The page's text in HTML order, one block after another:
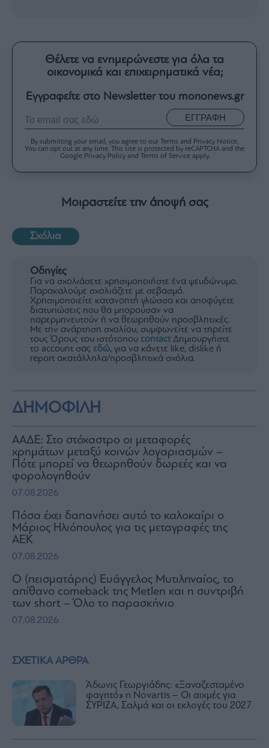
ΣΧΕΤΙΚΑ ΑΡΘΡΑ
Άδωνις Γεωργιάδης: «Ξαναζεσταμένο
φαγητό» η Novartis – Οι αιχμές για
ΣΥΡΙΖΑ, Σαλμά και οι εκλογές του 2027
Θέλετε να ενημερώνεστε για όλα τα
οικονομικά και επιχειρηματικά νέα;
Εγγραφείτε στο Newsletter του mononews.gr
ΕΓΓΡΑΦΗ
By submitting your email, you agree to our Terms and Privacy Notice.
You can opt out at any time. This site is protected by reCAPTCHA and the
Google Privacy Policy and Terms of Service apply.
Μοιραστείτε την άποψή σας
Σχόλια
Οδηγίες
Για να σχολιάσετε χρησιμοποιήστε ένα ψευδώνυμο.
Παρακαλούμε σχολιάζετε με σεβασμό.
Χρησιμοποιείτε κατανοητή γλώσσα και αποφύγετε
διατυπώσεις που θα μπορούσαν να
παρερμηνευτούν ή να θεωρηθούν προσβλητικές.
Με την ανάρτηση σχολίου, συμφωνείτε να τηρείτε
τους Όρους του ιστότοπου contactΔημιουργήστε
το account σας εδώ, για να κάνετε like, dislike ή
report ακατάλληλα/προσβλητικά σχόλια.
ΔΗΜΟΦΙΛΗ
ΑΑΔΕ: Στο στόχαστρο οι μεταφορές
χρημάτων μεταξύ κοινών λογαριασμών –
Πότε μπορεί να θεωρηθούν δωρεές και να
φορολογηθούν
07.08.2026
Πόσα έχει δαπανήσει αυτό το καλοκαίρι ο
Μάριος Ηλιόπουλος για τις μεταγραφές της
ΑΕΚ
07.08.2026
Ο (πεισματάρης) Ευάγγελος Μυτιληναίος, το
απίθανο comeback της Μetlen και η συντριβή
των short – Όλο το παρασκήνιο
07.08.2026